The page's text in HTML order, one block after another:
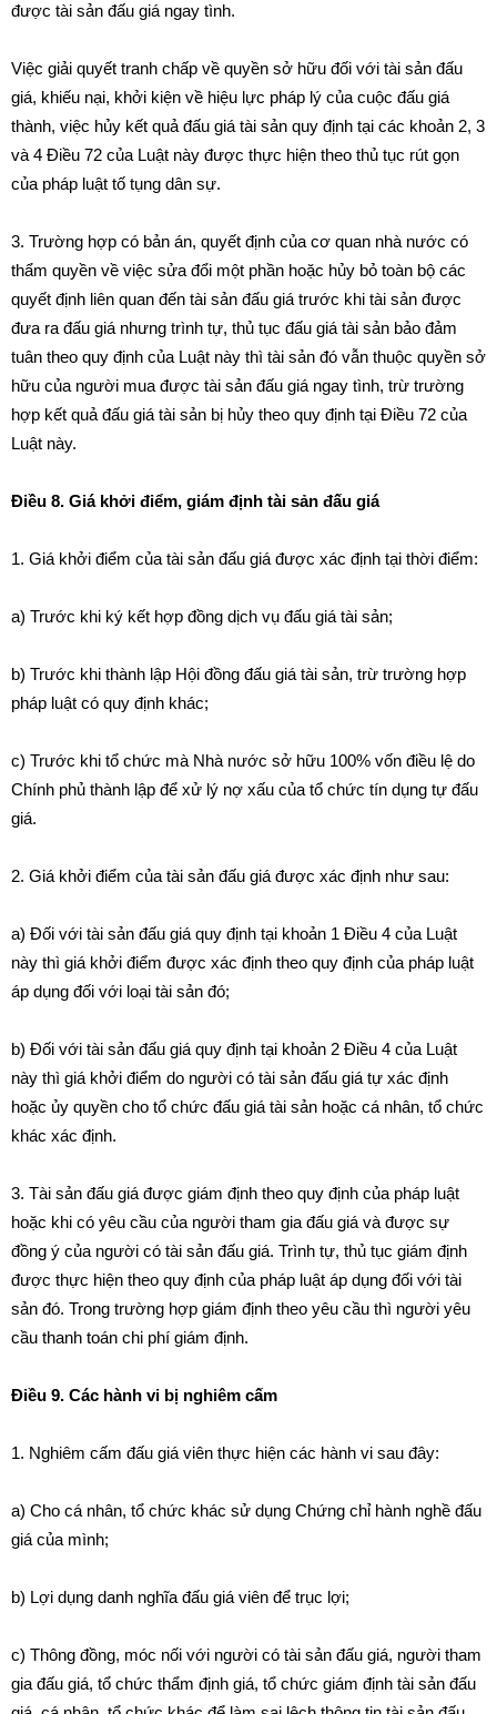
được tài sản đấu giá ngay tình.
Việc giải quyết tranh chấp về quyền sở hữu đối với tài sản đấu
giá, khiếu nại, khởi kiện về hiệu lực pháp lý của cuộc đấu giá
thành, việc hủy kết quả đấu giá tài sản quy định tại các khoản 2, 3
và 4 Điều 72 của Luật này được thực hiện theo thủ tục rút gọn
của pháp luật tố tụng dân sự.
3. Trường hợp có bản án, quyết định của cơ quan nhà nước có
thẩm quyền về việc sửa đổi một phần hoặc hủy bỏ toàn bộ các
quyết định liên quan đến tài sản đấu giá trước khi tài sản được
đưa ra đấu giá nhưng trình tự, thủ tục đấu giá tài sản bảo đảm
tuân theo quy định của Luật này thì tài sản đó vẫn thuộc quyền sở
hữu của người mua được tài sản đấu giá ngay tình, trừ trường
hợp kết quả đấu giá tài sản bị hủy theo quy định tại Điều 72 của
Luật này.
Điều 8. Giá khởi điểm, giám định tài sản đấu giá
1. Giá khởi điểm của tài sản đấu giá được xác định tại thời điểm:
a) Trước khi ký kết hợp đồng dịch vụ đấu giá tài sản;
b) Trước khi thành lập Hội đồng đấu giá tài sản, trừ trường hợp
pháp luật có quy định khác;
c) Trước khi tổ chức mà Nhà nước sở hữu 100% vốn điều lệ do
Chính phủ thành lập để xử lý nợ xấu của tổ chức tín dụng tự đấu
giá.
2. Giá khởi điểm của tài sản đấu giá được xác định như sau:
a) Đối với tài sản đấu giá quy định tại khoản 1 Điều 4 của Luật
này thì giá khởi điểm được xác định theo quy định của pháp luật
áp dụng đối với loại tài sản đó;
b) Đối với tài sản đấu giá quy định tại khoản 2 Điều 4 của Luật
này thì giá khởi điểm do người có tài sản đấu giá tự xác định
hoặc ủy quyền cho tổ chức đấu giá tài sản hoặc cá nhân, tổ chức
khác xác định.
3. Tài sản đấu giá được giám định theo quy định của pháp luật
hoặc khi có yêu cầu của người tham gia đấu giá và được sự
đồng ý của người có tài sản đấu giá. Trình tự, thủ tục giám định
được thực hiện theo quy định của pháp luật áp dụng đối với tài
sản đó. Trong trường hợp giám định theo yêu cầu thì người yêu
cầu thanh toán chi phí giám định.
Điều 9. Các hành vi bị nghiêm cấm
1. Nghiêm cấm đấu giá viên thực hiện các hành vi sau đây:
a) Cho cá nhân, tổ chức khác sử dụng Chứng chỉ hành nghề đấu
giá của mình;
b) Lợi dụng danh nghĩa đấu giá viên để trục lợi;
c) Thông đồng, móc nối với người có tài sản đấu giá, người tham
gia đấu giá, tổ chức thẩm định giá, tổ chức giám định tài sản đấu